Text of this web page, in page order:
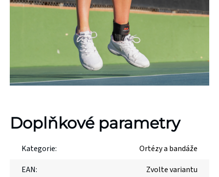
Doplňkové parametry
Kategorie:
Ortézy a bandáže
EAN:
Zvolte variantu